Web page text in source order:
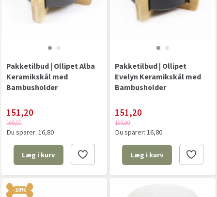
Pakketilbud | Ollipet Alba
Keramikskål med
Bambusholder
151,20
168,00
Du sparer: 16,80
Læg i kurv
Pakketilbud | Ollipet
Evelyn Keramikskål med
Bambusholder
151,20
168,00
Du sparer: 16,80
Læg i kurv
-10%